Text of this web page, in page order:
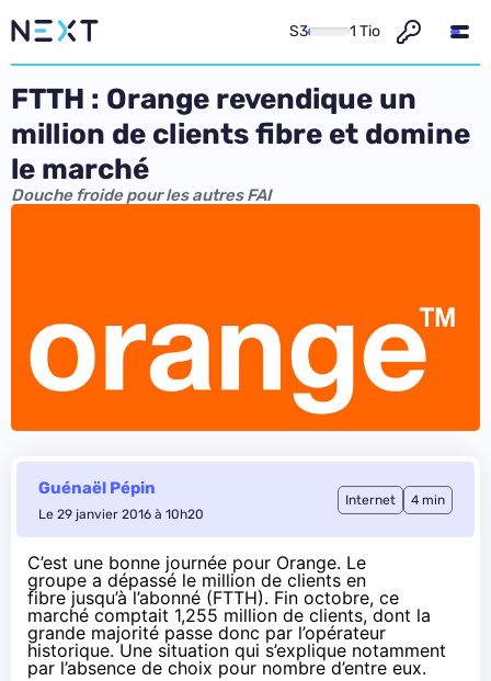
S3 1 Tio
FTTH : Orange revendique un
million de clients fibre et domine
le marché
Douche froide pour les autres FAI
Guénaël Pépin
Le 29 janvier 2016 à 10h20
Internet 4 min
C’est une bonne journée pour Orange. Le
groupe a dépassé le million de clients en
fibre jusqu’à l’abonné (FTTH). Fin octobre, ce
marché comptait 1,255 million de clients, dont la
grande majorité passe donc par l’opérateur
historique. Une situation qui s’explique notamment
par l’absence de choix pour nombre d’entre eux.